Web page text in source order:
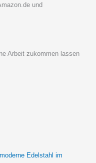
und
Arbeit zukommen lassen
Edelstahl im